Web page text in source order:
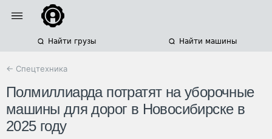
Найти грузы Найти машины
← Спецтехника
Полмиллиарда потратят на уборочные
машины для дорог в Новосибирске в
2025 году